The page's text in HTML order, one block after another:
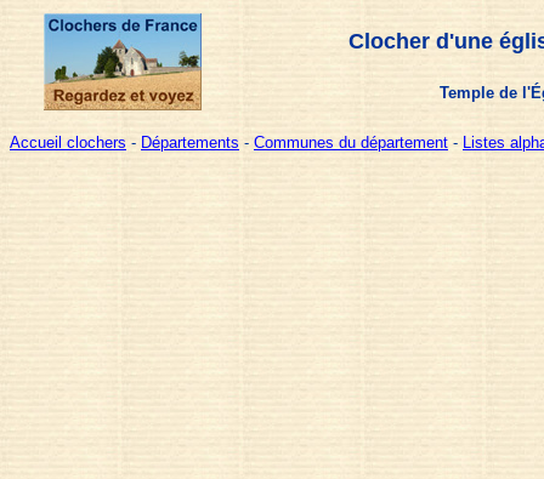
Clocher d'une
Temple de
Accueil clochers - Départements - Communes du département - Listes